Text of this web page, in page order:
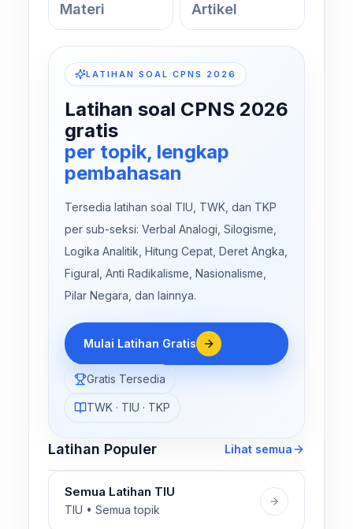
Materi Artikel
LATIHAN SOAL CPNS 2026
Latihan soal CPNS 2026
gratis
per topik, lengkap
pembahasan
Tersedia latihan soal TIU, TWK, dan TKP
per sub-seksi: Verbal Analogi, Silogisme,
Logika Analitik, Hitung Cepat, Deret Angka,
Figural, Anti Radikalisme, Nasionalisme,
Pilar Negara, dan lainnya.
Mulai Latihan Gratis
Gratis Tersedia
TWK · TIU · TKP
Latihan Populer Lihat semua
Semua Latihan TIU
TIU • Semua topik